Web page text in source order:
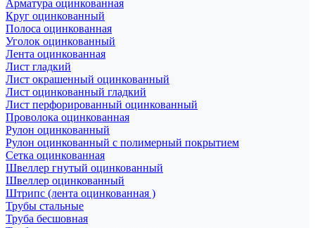
Арматура оцинкованная
Круг оцинкованный
Полоса оцинкованная
Уголок оцинкованный
Лента оцинкованная
Лист гладкий
Лист окрашенный оцинкованный
Лист оцинкованный гладкий
Лист перфорированный оцинкованный
Проволока оцинкованная
Рулон оцинкованный
Рулон оцинкованный с полимерный покрытием
Сетка оцинкованная
Швеллер гнутый оцинкованный
Швеллер оцинкованный
Штрипс (лента оцинкованная )
Трубы стальные
Труба бесшовная